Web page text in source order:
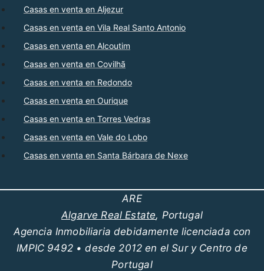
Casas en venta en Aljezur
Casas en venta en Vila Real Santo Antonio
Casas en venta en Alcoutim
Casas en venta en Covilhã
Casas en venta en Redondo
Casas en venta en Ourique
Casas en venta en Torres Vedras
Casas en venta en Vale do Lobo
Casas en venta en Santa Bárbara de Nexe
ARE
Algarve Real Estate, Portugal
Agencia Inmobiliaria debidamente licenciada con
IMPIC 9492 • desde 2012 en el Sur y Centro de
Portugal